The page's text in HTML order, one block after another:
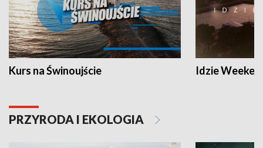
Kurs na Świnoujście Idzie
PRZYRODA I EKOLOGIA